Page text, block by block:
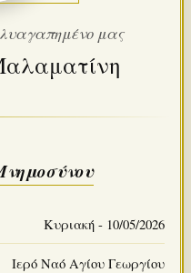
μας
Κυριακή - 10/05/2026
Ιερό Ναό Αγίου Γεωργίου